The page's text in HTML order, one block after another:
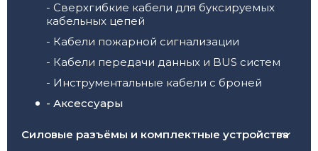
- Сверхгибкие кабели для буксируемых
кабельных цепей
- Кабели пожарной сигнализации
- Кабели передачи данных и BUS систем
- Инструментальные кабели с броней
- Аксессуары
Силовые разъёмы и комплектные устройства